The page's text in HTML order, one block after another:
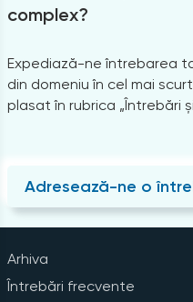
complex?
Expediază-ne întrebarea
din domeniu în cel mai
plasat în rubrica „Întrebări
Adresează-ne o
Arhiva
Întrebări frecvente